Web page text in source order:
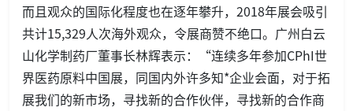
而且观众的国际化程度也在逐年攀升，2018年展会吸引
共计15,329人次海外观众，令展商赞不绝口。广州白云
山化学制药厂董事长林辉表示：“连续多年参加CPhI世
界医药原料中国展，同国内外许多知*企业会面，对于拓
展我们的新市场，寻找新的合作伙伴，寻找新的合作商